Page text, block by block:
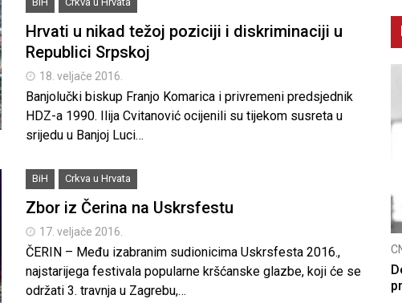
Hrvati u nikad težoj poziciji i diskriminaciji u
Republici Srpskoj
18. veljače 2016.
Banjolučki biskup Franjo Komarica i privremeni predsjednik
HDZ-a 1990. Ilija Cvitanović ocijenili su tijekom susreta u
srijedu u Banjoj Luci…
BiH Crkva u Hrvata
Zbor iz Čerina na Uskrsfestu
17. veljače 2016.
ČERIN – Među izabranim sudionicima Uskrsfesta 2016.,
najstarijega festivala popularne kršćanske glazbe, koji će se
održati 3. travnja u Zagrebu,…